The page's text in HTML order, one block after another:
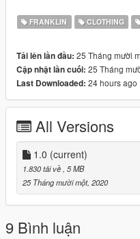
the directions for OpenIV
the ARMANI PACK
- Open, OpenIV click EDIT
mods/x64v.rpf/models/
- Open Armani Pack
- Open up Coogi Sweater
ENJOY
FRANKLIN CLOTHING
Tải lên lần đầu: 25 Tháng mười
Cập nhật lần cuối: 25 Tháng
Last Downloaded: 24 hours ago
All Versions
1.0 (current)
1.830 tải về , 5 MB
25 Tháng mười một, 2020
9 Bình luận